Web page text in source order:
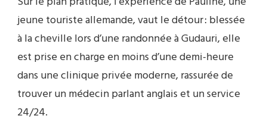
jeune touriste allemande, vaut le détour : blessée
à la cheville lors d’une randonnée à Gudauri, elle
est prise en charge en moins d’une demi-heure
dans une clinique privée moderne, rassurée de
trouver un médecin parlant anglais et un service
24/24.